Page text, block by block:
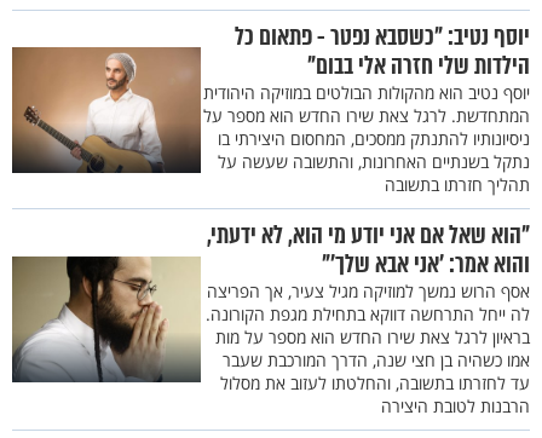
יוסף נטיב: "כשסבא נפטר - פתאום כל
הילדות שלי חזרה אלי בבום"
יוסף נטיב הוא מהקולות הבולטים במוזיקה היהודית
המתחדשת. לרגל צאת שירו החדש הוא מספר על
ניסיונותיו להתנתק ממסכים, המחסום היצירתי בו
נתקל בשנתיים האחרונות, והתשובה שעשה על
תהליך חזרתו בתשובה
"הוא שאל אם אני יודע מי הוא, לא ידעתי,
והוא אמר: ’אני אבא שלך’"
אסף הרוש נמשך למוזיקה מגיל צעיר, אך הפריצה
לה ייחל התרחשה דווקא בתחילת מגפת הקורונה.
בראיון לרגל צאת שירו החדש הוא מספר על מות
אמו כשהיה בן חצי שנה, הדרך המורכבת שעבר
עד לחזרתו בתשובה, והחלטתו לעזוב את מסלול
הרבנות לטובת היצירה